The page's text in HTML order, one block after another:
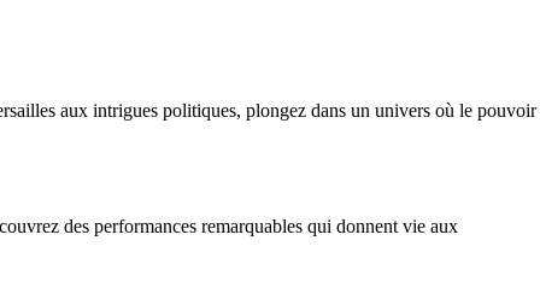
aux intrigues politiques, plongez dans un univers où le pouvoir
des performances remarquables qui donnent vie aux